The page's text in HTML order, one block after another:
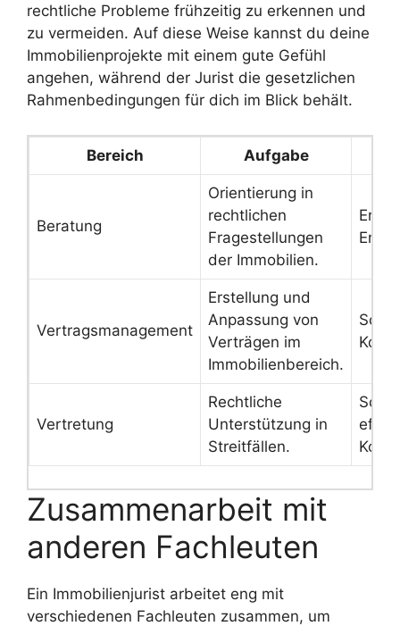
rechtliche Probleme frühzeitig zu erkennen und
zu vermeiden. Auf diese Weise kannst du deine
Immobilienprojekte mit einem gute Gefühl
angehen, während der Jurist die gesetzlichen
Rahmenbedingungen für dich im Blick behält.
Bereich Aufgabe
Beratung
Orientierung in
rechtlichen
Fragestellungen
der Immobilien.
Vertragsmanagement
Erstellung und
Anpassung von
Verträgen im
Immobilienbereich.
Vertretung
Rechtliche
Unterstützung in
Streitfällen.
Zusammenarbeit mit
anderen Fachleuten
Ein Immobilienjurist arbeitet eng mit
verschiedenen Fachleuten zusammen, um